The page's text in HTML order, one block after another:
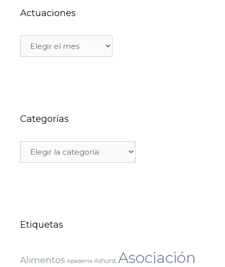
Actuaciones
Categorías
Etiquetas
Alimentos Apadema Ashurst Asociación